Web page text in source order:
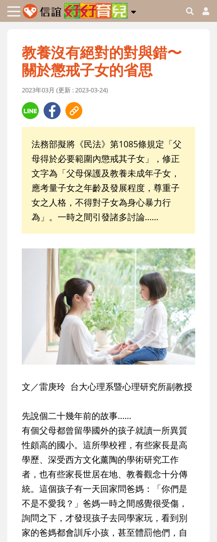
教養沒有絕對的對與錯〜
關於懲戒子女的省思
2023年03月 (更新 : 2023-03-24)
法務部擬將《民法》第1085條規定「父
母得於必要範圍內懲戒其子女」，修正
文字為「父母保護及教養未成年子女，
應考量子女之年齡及發展程度，尊重子
女之人格，不得對子女為身心暴力行
為」。一時之間引發諸多討論……
文／雷庚玲 台大心理系暨心理研究所副教授
先說個二十幾年前的故事……
有個父母都曾留學國外的孩子就讀一所異質
性頗高的國小。這所學校裡，有些家長是高
學歷、深受西方文化薰陶的學術研究工作
者，也有些家長世居在地、教養觀念十分傳
統。這個孩子有一天回家問爸媽：「你們是
不是不愛我？」爸媽一時之間感覺很受傷，
詢問之下，才發現孩子去同學家玩，看到別
家的爸媽都會訓斥小孩，甚至體罰他們，自